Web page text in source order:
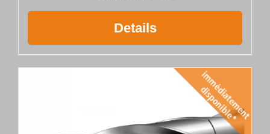
Details